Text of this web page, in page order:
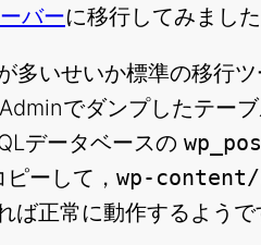
バーに移行してみました
多いせいか標準の移行
でダンプしたテー
データベースの
ーして， wp-
ば正常に動作するようで